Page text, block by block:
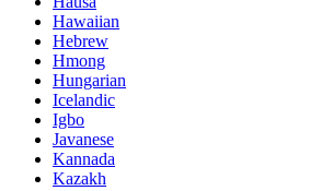
Hawaiian
Hebrew
Hmong
Hungarian
Icelandic
Igbo
Javanese
Kannada
Kazakh